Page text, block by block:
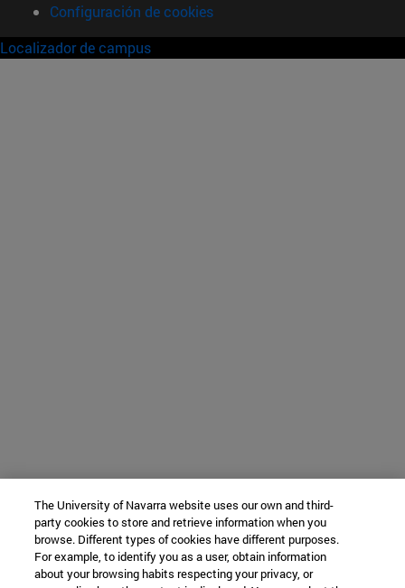
Configuración de cookies
Localizador de campus
The University of Navarra website uses our own and third-
party cookies to store and retrieve information when you
browse. Different types of cookies have different purposes.
For example, to identify you as a user, obtain information
about your browsing habits respecting your privacy, or